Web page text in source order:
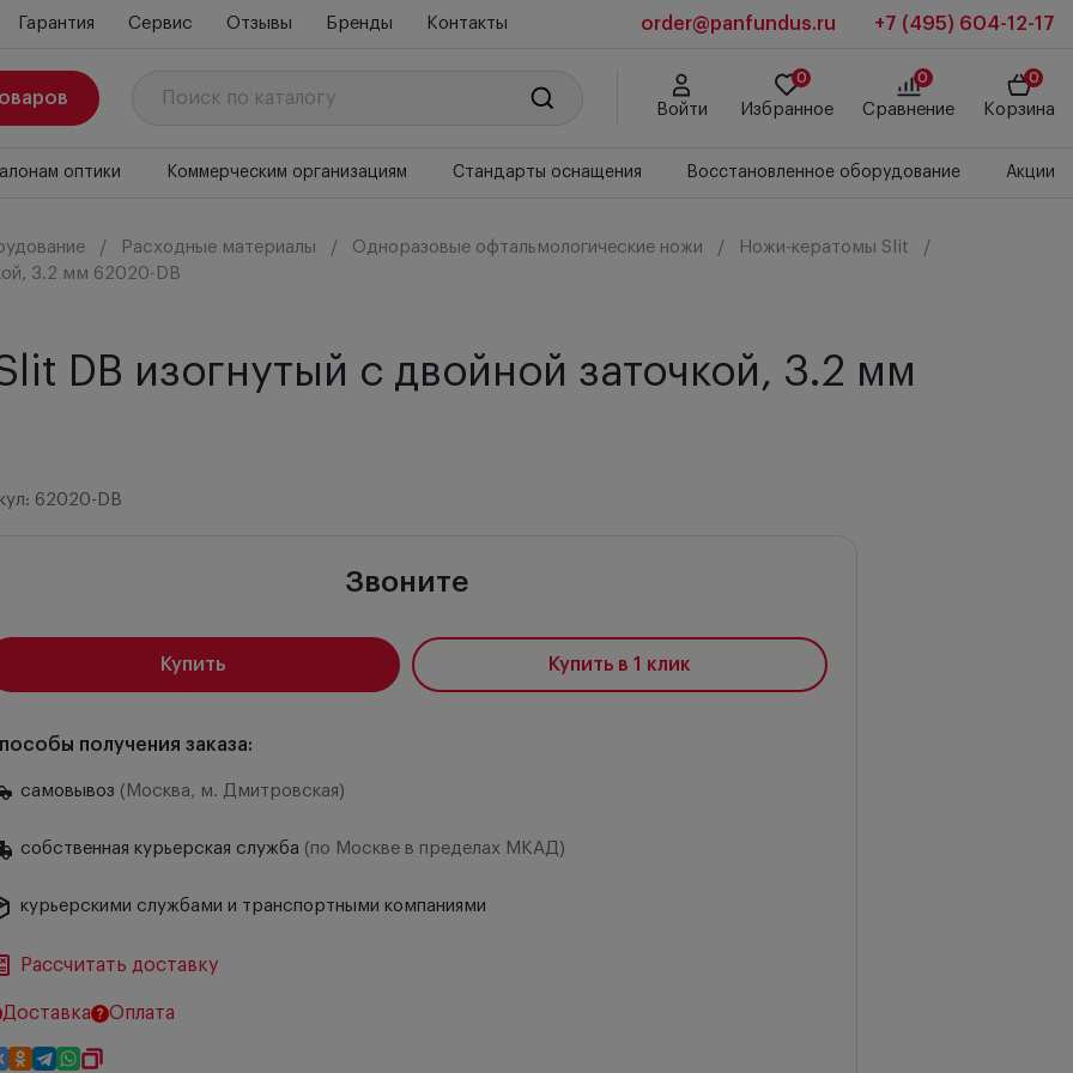
Гарантия Сервис Отзывы Бренды Контакты order@panfundus.ru +7 (495) 604-12-17
Войти
0
Избранное
0
Сравнение
0
Корзина
оптики Коммерческим организациям Стандарты оснащения Восстановленное оборудование Акции
Расходные материалы Одноразовые офтальмологические ножи
Ножи-кератомы Slit
3.2 мм 62020-DB
DB изогнутый с двойной заточкой, 3.2 мм
62020-DB
Звоните
Купить Купить в 1 клик
получения заказа:
самовывоз (Москва, м. Дмитровская)
собственная курьерская служба (по Москве в пределах МКАД)
курьерскими службами и транспортными компаниями
Рассчитать доставку
Доставка Оплата